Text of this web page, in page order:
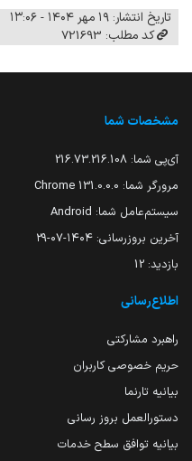
تاریخ انتشار: ۱۹ مهر ۱۴۰۴ - ۱۳:۰۶
کد مطلب: 721693
مشخصات شما
آی‌پی شما: 216.73.216.108
مرورگر شما: 131.0.0.0 Chrome
سیستم‌عامل شما: Android
آخرین بروزرسانی: ۱۴۰۴-۰۷-۲۹
بازدید: 12
اطلاع‌رسانی
راهبرد مشارکتی
حریم خصوصی کاربران
بیانیه تارنما
دستورالعمل بروز رسانی
بیانیه توافق سطح خدمات